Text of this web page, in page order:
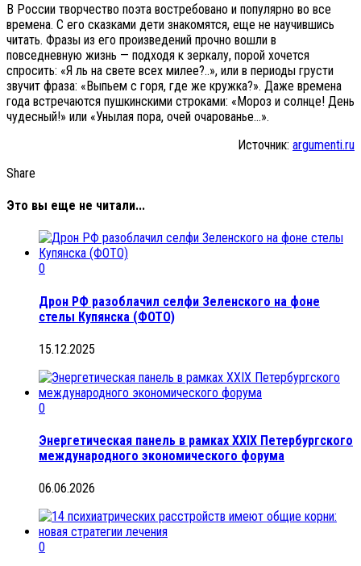
В России творчество поэта востребовано и популярно во все
времена. С его сказками дети знакомятся, еще не научившись
читать. Фразы из его произведений прочно вошли в
повседневную жизнь — подходя к зеркалу, порой хочется
спросить: «Я ль на свете всех милее?..», или в периоды грусти
звучит фраза: «Выпьем с горя, где же кружка?». Даже времена
года встречаются пушкинскими строками: «Мороз и солнце! День
чудесный!» или «Унылая пора, очей очарованье…».
Источник: argumenti.ru
Share
Это вы еще не читали...
0
Дрон РФ разоблачил селфи Зеленского на фоне
стелы Купянска (ФОТО)
15.12.2025
0
Энергетическая панель в рамках XXIX Петербургского
международного экономического форума
06.06.2026
0